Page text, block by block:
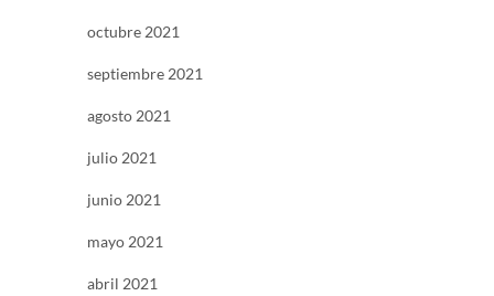
octubre 2021
septiembre 2021
agosto 2021
julio 2021
junio 2021
mayo 2021
abril 2021